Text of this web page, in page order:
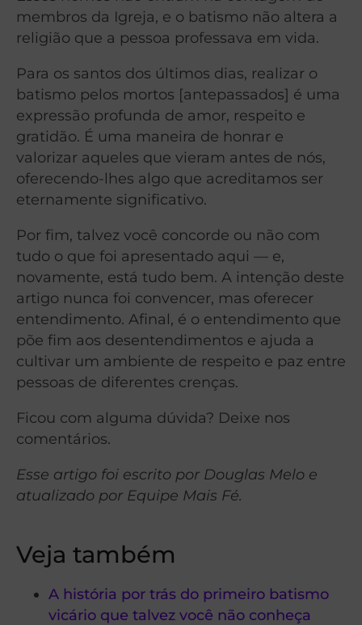
membros da Igreja, e o batismo não altera a
religião que a pessoa professava em vida.
Para os santos dos últimos dias, realizar o
batismo pelos mortos [antepassados] é uma
expressão profunda de amor, respeito e
gratidão. É uma maneira de honrar e
valorizar aqueles que vieram antes de nós,
oferecendo-lhes algo que acreditamos ser
eternamente significativo.
Por fim, talvez você concorde ou não com
tudo o que foi apresentado aqui — e,
novamente, está tudo bem. A intenção deste
artigo nunca foi convencer, mas oferecer
entendimento. Afinal, é o entendimento que
põe fim aos desentendimentos e ajuda a
cultivar um ambiente de respeito e paz entre
pessoas de diferentes crenças.
Ficou com alguma dúvida? Deixe nos
comentários.
Esse artigo foi escrito por Douglas Melo e
atualizado por Equipe Mais Fé.
Veja também
A história por trás do primeiro batismo
vicário que talvez você não conheça